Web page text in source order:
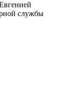
службы